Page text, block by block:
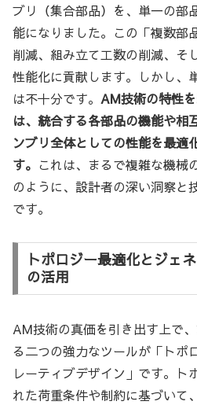
ブリ（集合部品）を、単一の部
能になりました。この「複数部
削減、組み立て工数の削減、そ
性能化に貢献します。しかし、
は不十分です。 AM技術の特性
は、統合する各部品の機能や相
ンブリ全体としての性能を最適
す。 これは、まるで複雑な機械
のように、設計者の深い洞察と
です。
トポロジー最適化とジェ
の活用
AM技術の真価を引き出す上で
る二つの強力なツールが「トポ
レーティブデザイン」です。ト
れた荷重条件や制約に基づいて